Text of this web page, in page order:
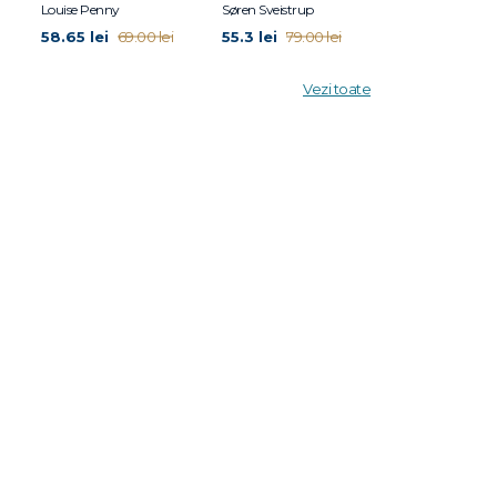
Louise Penny
58.65 lei 69.00 lei
Søren Sveistrup
55.3 lei 79.00 lei
Vezi toate